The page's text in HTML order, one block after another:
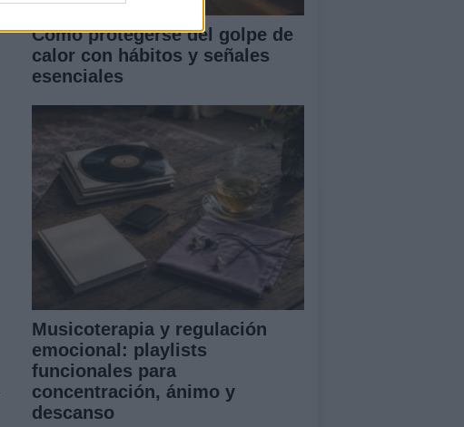
Cómo protegerse del golpe de
calor con hábitos y señales
esenciales
Musicoterapia y regulación
emocional: playlists
funcionales para
concentración, ánimo y
descanso